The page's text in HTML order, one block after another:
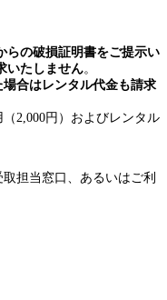
らの破損証明書をご提示い
いたしません。
合はレンタル代金も請求
2,000円）およびレンタル
担当窓口、あるいはご利